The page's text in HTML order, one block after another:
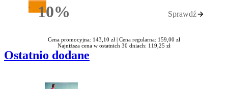
10%Rabatu Sprawdź
Cena promocyjna: 143,10 zł | Cena regularna: 159,00 zł
Najniższa cena w ostatnich 30 dniach: 119,25 zł
Ostatnio dodane